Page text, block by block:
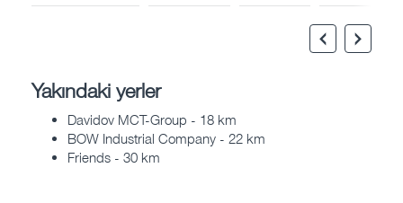
Yakındaki yerler
Davidov MCT-Group - 18 km
BOW Industrial Company - 22 km
Friends - 30 km